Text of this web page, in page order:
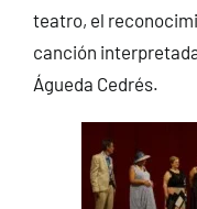
teatro, el
canción
Águeda Cedrés.